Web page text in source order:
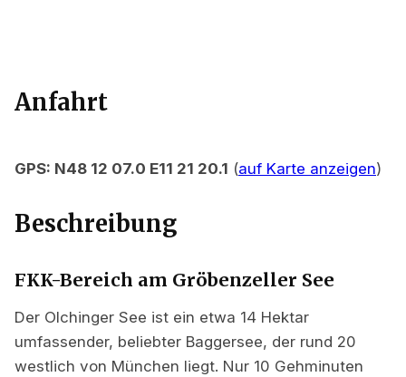
Anfahrt
GPS: N48 12 07.0 E11 21 20.1 (auf Karte anzeigen)
Beschreibung
FKK-Bereich am Gröbenzeller See
Der Olchinger See ist ein etwa 14 Hektar
umfassender, beliebter Baggersee, der rund 20
westlich von München liegt. Nur 10 Gehminuten